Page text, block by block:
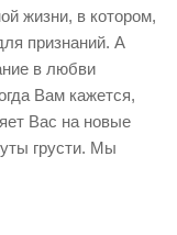
жизни, в котором,
признаний. А
в любви
Вам кажется,
Вас на новые
грусти. Мы